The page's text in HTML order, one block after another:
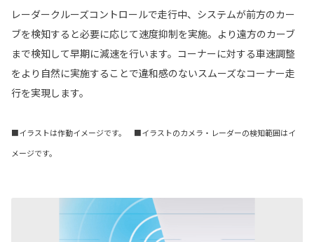
レーダークルーズコントロールで走行中、システムが前方のカー
ブを検知すると必要に応じて速度抑制を実施。より遠方のカーブ
まで検知して早期に減速を行います。コーナーに対する車速調整
をより自然に実施することで違和感のないスムーズなコーナー走
行を実現します。
■イラストは作動イメージです。 ■イラストのカメラ・レーダーの検知範囲はイ
メージです。